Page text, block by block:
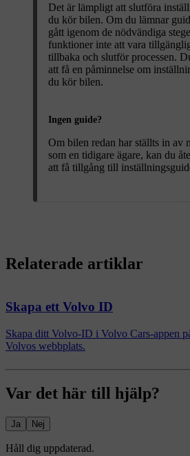
Det är lämpligt att slutföra
du kör bilen. Om du lämnar
gått igenom de nödvändiga
funktioner inte att vara
tillbaka och slutför processen.
att få en påminnelse om
du kör bilen.
Ingen guide?
Om bilen redan har ställts in av
som en tidigare ägare, kan du
att få tillgång till
Relaterade artiklar
Skapa ett Volvo ID
Skapa ditt Volvo-ID i Volvo Cars-appen
Volvos webbplats.
Var det här till hjälp?
Ja Nej